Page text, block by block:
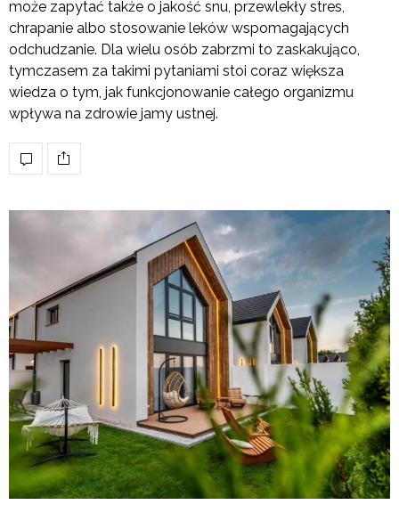
może zapytać także o jakość snu, przewlekły stres,
chrapanie albo stosowanie leków wspomagających
odchudzanie. Dla wielu osób zabrzmi to zaskakująco,
tymczasem za takimi pytaniami stoi coraz większa
wiedza o tym, jak funkcjonowanie całego organizmu
wpływa na zdrowie jamy ustnej.